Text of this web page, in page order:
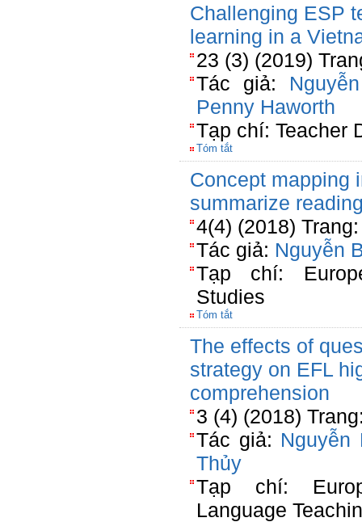
Challenging ESP
learning in a
23 (3) (2019)
Tác giả:
Penny Haworth
Tạp chí: Teacher
Tóm tắt
Concept mapping
summarize
4(4) (2018)
Tác giả: Nguyễn
Tạp chí:
Studies
Tóm tắt
The effects of
strategy on EFL
comprehension
3 (4) (2018)
Tác giả: Nguyễn
Thủy
Tạp chí:
Language